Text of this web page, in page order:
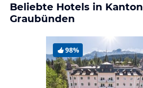
Beliebte Hotels in Kanton
Graubünden
98%